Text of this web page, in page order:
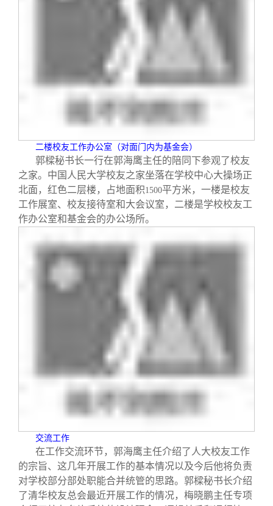
二楼校友工作办公室（对面门内为基金会）
郭樑秘书长一行在郭海鹰主任的陪同下参观了校友
之家。中国人民大学校友之家坐落在学校中心大操场正
北面，红色二层楼，占地面积1500平方米，一楼是校友
工作展室、校友接待室和大会议室，二楼是学校校友工
作办公室和基金会的办公场所。
交流工作
在工作交流环节，郭海鹰主任介绍了人大校友工作
的宗旨、这几年开展工作的基本情况以及今后他将负责
对学校部分部处职能合并统管的思路。郭樑秘书长介绍
了清华校友总会最近开展工作的情况，梅晓鹏主任专项